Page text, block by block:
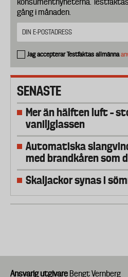
gång i månaden.
Jag accepterar Testfaktas allmänna
SENASTE
Mer än hälften luft –
vaniljglassen
Automatiska
med brandkåren som
Skaljackor synas i
Ansvarig utgivare Bengt Vernberg